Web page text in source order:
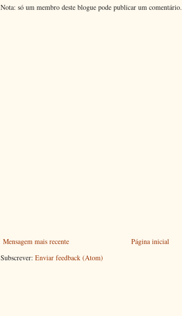
Nota: só um membro deste blogue pode publicar um comentário.
Mensagem mais recente
Página inicial
Subscrever: Enviar feedback (Atom)